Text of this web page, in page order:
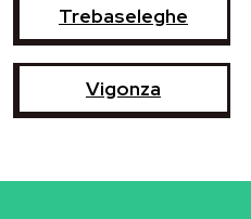
Trebaseleghe
Vigonza